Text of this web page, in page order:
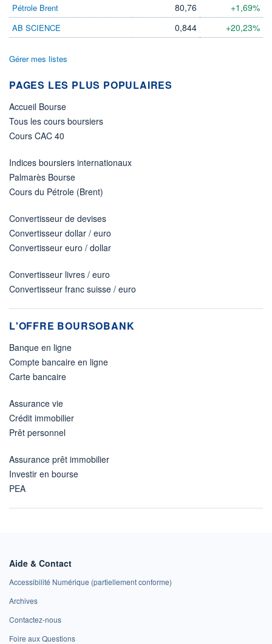
Pétrole Brent 80,76 +1,69%
AB SCIENCE 0,844 +20,23%
Gérer mes listes
PAGES LES PLUS POPULAIRES
Accueil Bourse
Tous les cours boursiers
Cours CAC 40
Indices boursiers internationaux
Palmarès Bourse
Cours du Pétrole (Brent)
Convertisseur de devises
Convertisseur dollar / euro
Convertisseur euro / dollar
Convertisseur livres / euro
Convertisseur franc suisse / euro
L'OFFRE BOURSOBANK
Banque en ligne
Compte bancaire en ligne
Carte bancaire
Assurance vie
Crédit immobilier
Prêt personnel
Assurance prêt immobilier
Investir en bourse
PEA
Aide & Contact
Accessibilité Numérique (partiellement conforme)
Archives
Contactez-nous
Foire aux Questions